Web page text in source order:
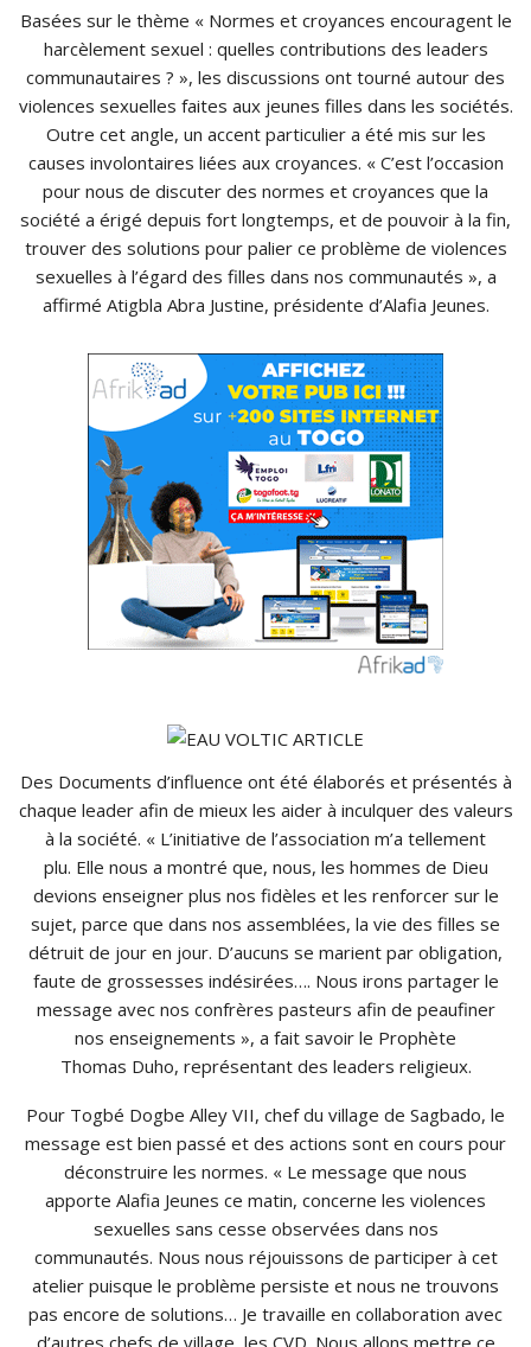
Basées sur le thème « Normes et croyances encouragent le
harcèlement sexuel : quelles contributions des leaders
communautaires ? », les discussions ont tourné autour des
violences sexuelles faites aux jeunes filles dans les sociétés.
Outre cet angle, un accent particulier a été mis sur les
causes involontaires liées aux croyances. « C’est l’occasion
pour nous de discuter des normes et croyances que la
société a érigé depuis fort longtemps, et de pouvoir à la fin,
trouver des solutions pour palier ce problème de violences
sexuelles à l’égard des filles dans nos communautés », a
affirmé Atigbla Abra Justine, présidente d’Alafia Jeunes.
Des Documents d’influence ont été élaborés et présentés à
chaque leader afin de mieux les aider à inculquer des valeurs
à la société. « L’initiative de l’association m’a tellement
plu. Elle nous a montré que, nous, les hommes de Dieu
devions enseigner plus nos fidèles et les renforcer sur le
sujet, parce que dans nos assemblées, la vie des filles se
détruit de jour en jour. D’aucuns se marient par obligation,
faute de grossesses indésirées…. Nous irons partager le
message avec nos confrères pasteurs afin de peaufiner
nos enseignements », a fait savoir le Prophète
Thomas Duho, représentant des leaders religieux.
Pour Togbé Dogbe Alley VII, chef du village de Sagbado, le
message est bien passé et des actions sont en cours pour
déconstruire les normes. « Le message que nous
apporte Alafia Jeunes ce matin, concerne les violences
sexuelles sans cesse observées dans nos
communautés. Nous nous réjouissons de participer à cet
atelier puisque le problème persiste et nous ne trouvons
pas encore de solutions… Je travaille en collaboration avec